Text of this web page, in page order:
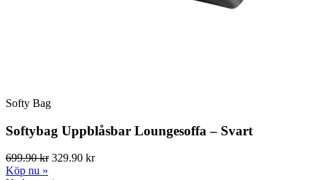
Softy Bag
Softybag Uppblåsbar Loungesoffa – Svart
699.90 kr329.90 kr
Köp nu »